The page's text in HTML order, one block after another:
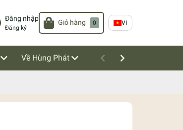
Đăng nhập
Đăng ký
Giỏ hàng 0 VI
Về Hùng Phát